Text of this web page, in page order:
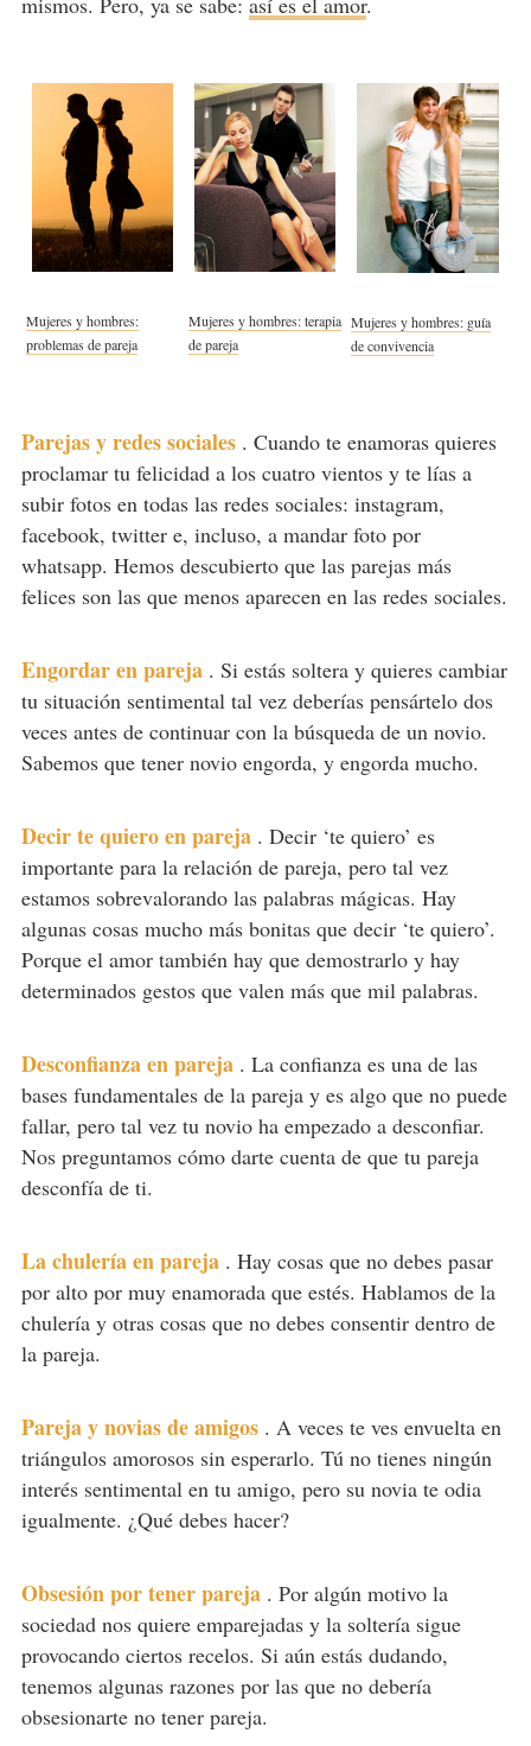
Mujeres y hombres:
problemas de pareja
Mujeres y hombres: terapia
de pareja
Mujeres y hombres: guía
de convivencia
Parejas y redes sociales . Cuando te enamoras quieres
proclamar tu felicidad a los cuatro vientos y te lías a
subir fotos en todas las redes sociales: instagram,
facebook, twitter e, incluso, a mandar foto por
whatsapp. Hemos descubierto que las parejas más
felices son las que menos aparecen en las redes sociales.
Engordar en pareja . Si estás soltera y quieres cambiar
tu situación sentimental tal vez deberías pensártelo dos
veces antes de continuar con la búsqueda de un novio.
Sabemos que tener novio engorda, y engorda mucho.
Decir te quiero en pareja . Decir ‘te quiero’ es
importante para la relación de pareja, pero tal vez
estamos sobrevalorando las palabras mágicas. Hay
algunas cosas mucho más bonitas que decir ‘te quiero’.
Porque el amor también hay que demostrarlo y hay
determinados gestos que valen más que mil palabras.
Desconfianza en pareja . La confianza es una de las
bases fundamentales de la pareja y es algo que no puede
fallar, pero tal vez tu novio ha empezado a desconfiar.
Nos preguntamos cómo darte cuenta de que tu pareja
desconfía de ti.
La chulería en pareja . Hay cosas que no debes pasar
por alto por muy enamorada que estés. Hablamos de la
chulería y otras cosas que no debes consentir dentro de
la pareja.
Pareja y novias de amigos . A veces te ves envuelta en
triángulos amorosos sin esperarlo. Tú no tienes ningún
interés sentimental en tu amigo, pero su novia te odia
igualmente. ¿Qué debes hacer?
Obsesión por tener pareja . Por algún motivo la
sociedad nos quiere emparejadas y la soltería sigue
provocando ciertos recelos. Si aún estás dudando,
tenemos algunas razones por las que no debería
obsesionarte no tener pareja.